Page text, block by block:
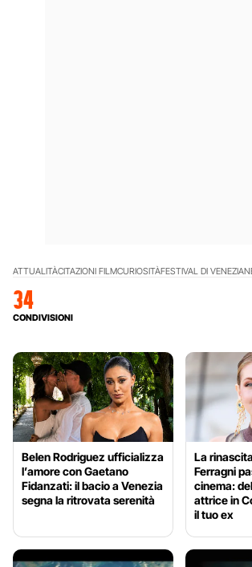
ATTUALITÀCITAZIONI FILMCURIOSITÀFESTIVAL DI VENEZIA
34
CONDIVISIONI
Belen Rodriguez ufficializza
l’amore con Gaetano
Fidanzati: il bacio a Venezia
segna la ritrovata serenità
La
Ferragni
cinema:
attrice in
il tuo ex